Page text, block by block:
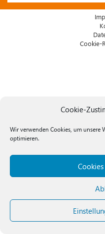
Cookie-
Wir verwenden Cookies, um unsere
optimieren.
Cookie-